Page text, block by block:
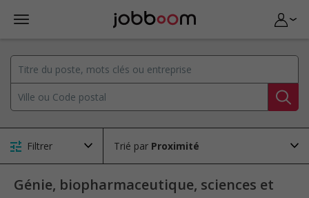
Filtrer Trié par
Génie, biopharmaceutique, sciences et